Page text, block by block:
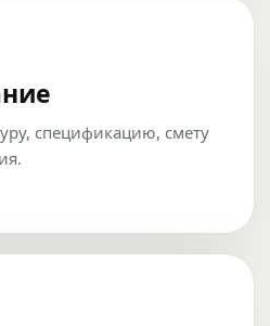
спецификацию, смету